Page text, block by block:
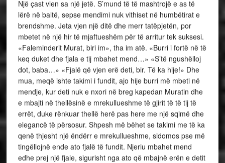
Një çast vlen sa një jetë. S’mund të të mashtrojë e as të
lërë në baltë, sepse mendimi nuk vithiset në humbëtirat e
brendshme. Jeta vjen një ditë dhe merr tatëpjetën, por
mbetet në një hir të mjaftueshëm për të arritur tek suksesi.
«Faleminderit Murat, biri im», tha im atë. «Burri i fortë në të
keq duket dhe fjala e tij mbahet mend…» «S’të ngushëlloj
dot, baba…» «Fjalë që vjen erë deti, bir. Të ka hije!» Dhe
mua, meqë ishte takimi i fundit, ajo hije burri më mbeti në
mendje, kur deti nuk e nxori në breg kapedan Muratin dhe
e mbajti në thellësinë e mrekullueshme të gjirit të të tij të
errët, duke rënkuar thellë herë pas here me një sqimë dhe
elegancë të përsosur. Shpesh më bëhet se takimi me të ka
qenë thjesht një ëndërr e mrekullueshme, sidomos pse më
tingëllojnë ende ato fjalë të fundit. Njeriu mbahet mend
edhe prej një fjale, sigurisht nga ato që mbajnë erën e detit